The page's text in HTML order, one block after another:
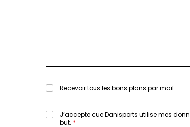
Recevoir tous les bons plans par mail
J’accepte que Danisports utilise mes
but.